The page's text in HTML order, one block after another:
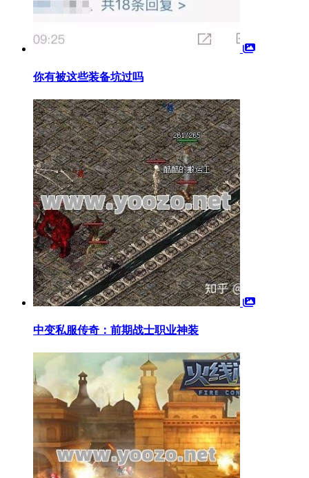
你有被这些装备坑过吗
中变私服传奇：前期战士职业神装